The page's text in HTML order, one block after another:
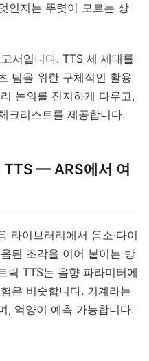
인지는 뚜렷이 모르는 상
서입니다. TTS 세 세대를
팀을 위한 구체적인 활용
논의를 진지하게 다루고,
크리스트를 제공합니다.
TTS — ARS에서 여
라이브러리에서 음소·다이
된 조각을 이어 붙이는 방
릭 TTS는 음향 파라미터에
은 비슷합니다. 기계라는
, 억양이 예측 가능합니다.